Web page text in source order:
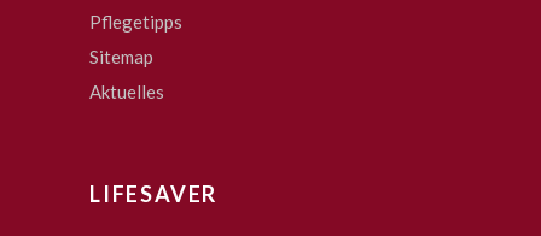
Pflegetipps
Sitemap
Aktuelles
LIFESAVER